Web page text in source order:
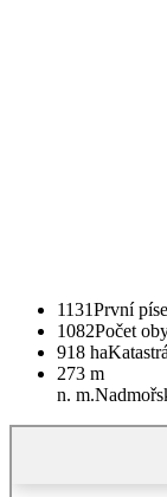
1131První
1082Počet
918 ha
273 m
n. m.